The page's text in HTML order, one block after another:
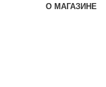
О МАГАЗИНЕ